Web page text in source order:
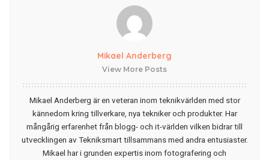
Mikael Anderberg
View More Posts
Mikael Anderberg är en veteran inom teknikvärlden med stor
kännedom kring tillverkare, nya tekniker och produkter. Har
mångårig erfarenhet från blogg- och it-världen vilken bidrar till
utvecklingen av Tekniksmart tillsammans med andra entusiaster.
Mikael har i grunden expertis inom fotografering och